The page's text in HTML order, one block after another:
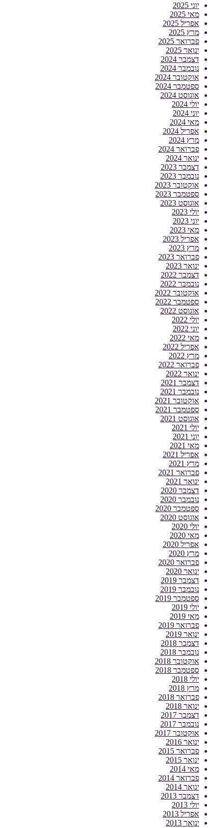
יוני 2025
מאי 2025
אפריל 2025
מרץ 2025
פברואר 2025
ינואר 2025
דצמבר 2024
נובמבר 2024
אוקטובר 2024
ספטמבר 2024
אוגוסט 2024
יולי 2024
יוני 2024
מאי 2024
אפריל 2024
מרץ 2024
פברואר 2024
ינואר 2024
דצמבר 2023
נובמבר 2023
אוקטובר 2023
ספטמבר 2023
אוגוסט 2023
יולי 2023
יוני 2023
מאי 2023
אפריל 2023
מרץ 2023
פברואר 2023
ינואר 2023
דצמבר 2022
נובמבר 2022
אוקטובר 2022
ספטמבר 2022
אוגוסט 2022
יולי 2022
יוני 2022
מאי 2022
אפריל 2022
מרץ 2022
פברואר 2022
ינואר 2022
דצמבר 2021
נובמבר 2021
אוקטובר 2021
ספטמבר 2021
אוגוסט 2021
יולי 2021
יוני 2021
מאי 2021
אפריל 2021
מרץ 2021
פברואר 2021
ינואר 2021
דצמבר 2020
נובמבר 2020
ספטמבר 2020
אוגוסט 2020
יולי 2020
מאי 2020
אפריל 2020
מרץ 2020
פברואר 2020
ינואר 2020
דצמבר 2019
נובמבר 2019
ספטמבר 2019
יולי 2019
מאי 2019
פברואר 2019
ינואר 2019
דצמבר 2018
נובמבר 2018
אוקטובר 2018
ספטמבר 2018
יולי 2018
מרץ 2018
פברואר 2018
ינואר 2018
דצמבר 2017
נובמבר 2017
אוקטובר 2017
ינואר 2016
פברואר 2015
ינואר 2015
מאי 2014
פברואר 2014
ינואר 2014
דצמבר 2013
יולי 2013
אפריל 2013
ינואר 2013